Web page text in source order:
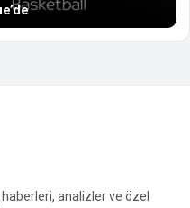
analizler ve özel